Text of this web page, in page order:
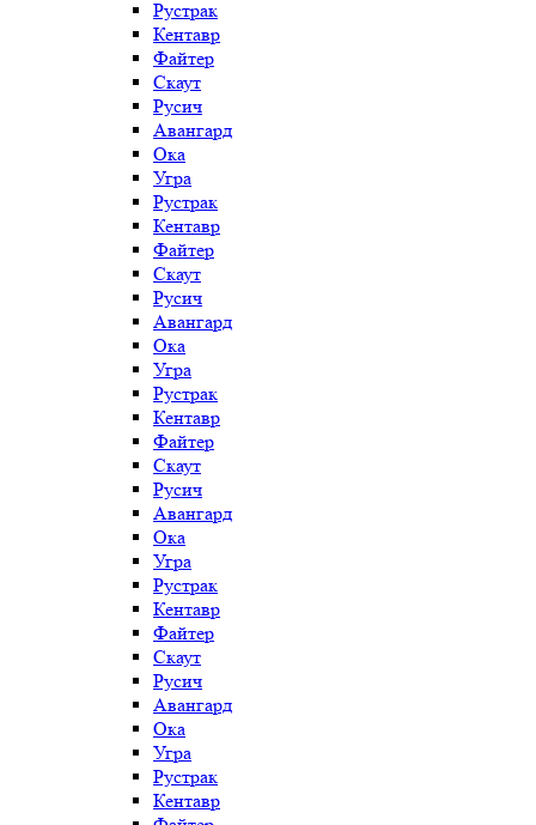
Рустрак
Кентавр
Файтер
Скаут
Русич
Авангард
Ока
Угра
Рустрак
Кентавр
Файтер
Скаут
Русич
Авангард
Ока
Угра
Рустрак
Кентавр
Файтер
Скаут
Русич
Авангард
Ока
Угра
Рустрак
Кентавр
Файтер
Скаут
Русич
Авангард
Ока
Угра
Рустрак
Кентавр